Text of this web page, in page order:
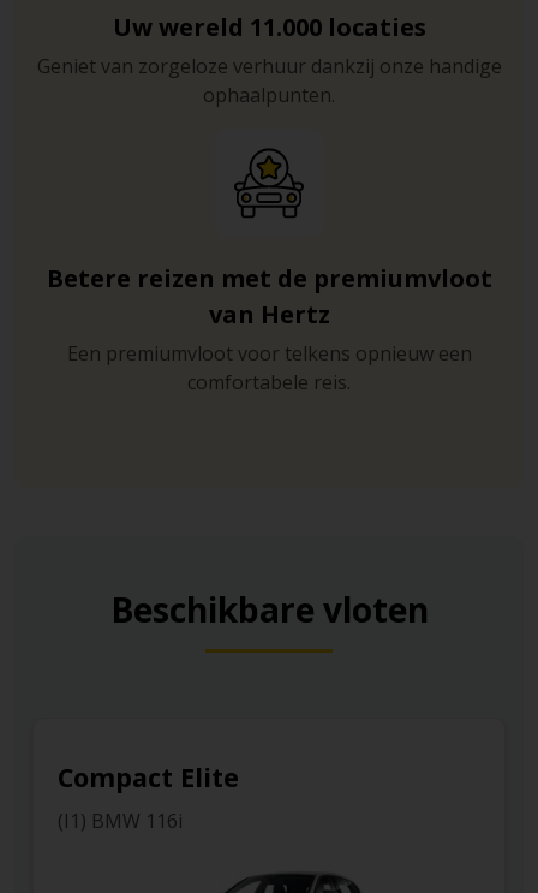
Uw wereld 11.000 locaties
Geniet van zorgeloze verhuur dankzij onze handige
ophaalpunten.
Betere reizen met de premiumvloot
van Hertz
Een premiumvloot voor telkens opnieuw een
comfortabele reis.
Beschikbare vloten